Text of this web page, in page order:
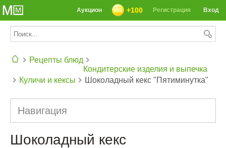
СЕГОДНЯ: 39142 РЕЦЕПТА
Вход
Регистрация
+100
Аукцион
Рецепты блюд
Кондитерские изделия и выпечка
Куличи и кексы
Шоколадный кекс "Пятиминутка"
Навигация
Шоколадный кекс